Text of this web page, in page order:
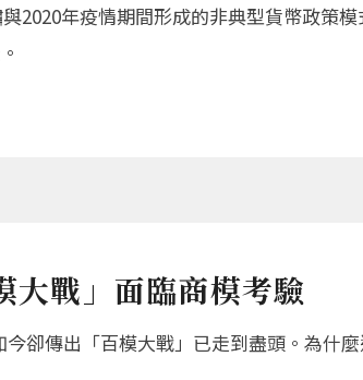
2020年疫情期間形成的非典型貨幣政策
戰」面臨商模考驗
卻傳出「百模大戰」已走到盡頭。為什